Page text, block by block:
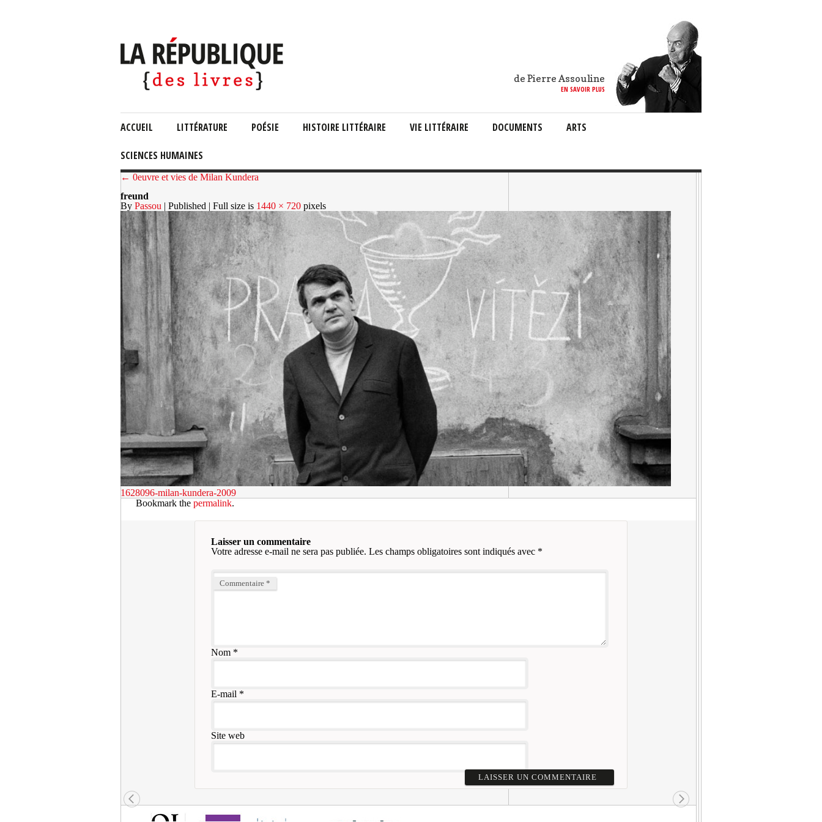
de Pierre Assouline
EN SAVOIR PLUS
ACCUEIL LITTÉRATURE POÉSIE HISTOIRE LITTÉRAIRE VIE LITTÉRAIRE DOCUMENTS ARTS
SCIENCES HUMAINES
← 0euvre et vies de Milan Kundera
freund
By Passou | Published | Full size is 1440 × 720 pixels
1628096-milan-kundera-2009
Bookmark the permalink.
Laisser un commentaire
Votre adresse e-mail ne sera pas publiée. Les champs obligatoires sont indiqués avec *
Commentaire *
Nom*
E-mail *
Site web